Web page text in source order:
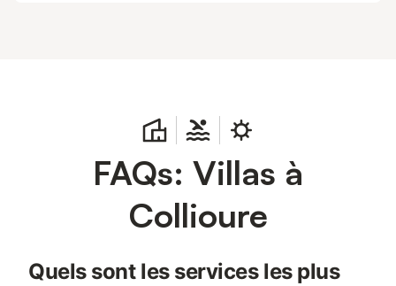
FAQs: Villas à
Collioure
Quels sont les services les plus